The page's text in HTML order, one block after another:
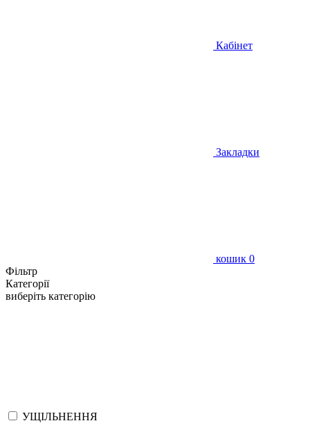
Кабінет
Закладки
кошик 0
Фільтр
Категорії
виберіть категорію
УЩІЛЬНЕННЯ